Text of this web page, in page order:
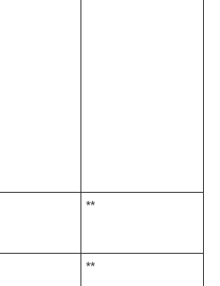
**
**